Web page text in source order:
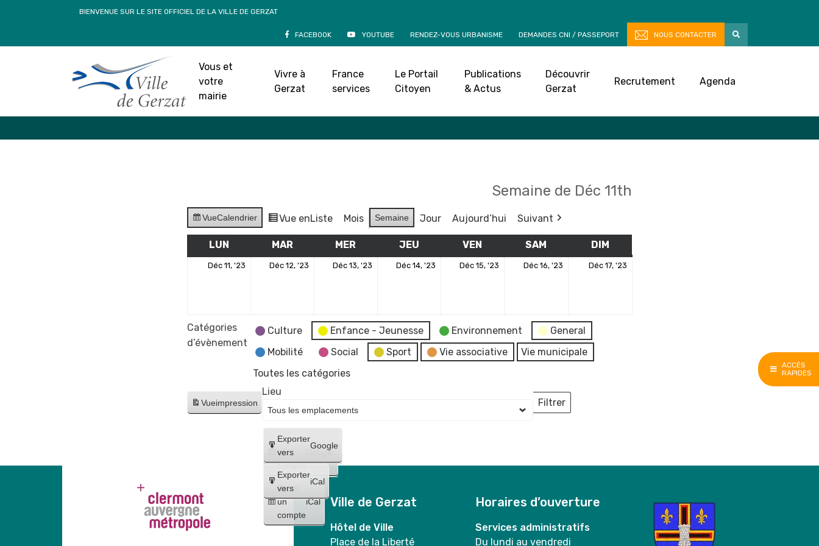
ACCÈS
RAPIDES
BIENVENUE SUR LE SITE OFFICIEL DE LA VILLE DE GERZAT
FACEBOOK YOUTUBE RENDEZ-VOUS URBANISME DEMANDES CNI / PASSEPORT NOUS CONTACTER
Vous et
votre
mairie
Vivre à
Gerzat
France
services
Le Portail
Citoyen
Publications
& Actus
Découvrir
Gerzat
Recrutement Agenda
Accueil»Agenda
Semaine de Déc 11th
VueCalendrier Vue enListe Mois Semaine Jour Aujourd’hui Suivant
LUN MARMARDI MER MERCREDIJEU VEN VENDREDISAM DIM
Déc 11, '23 Déc 12, '23 Déc 13, '23 Déc 14, '23 Déc 15, '23 Déc 16, '23 Déc 17, '23
Catégories
d’évènement
Culture Enfance - Jeunesse Environnement
General
Mobilité
Social Sport Vie associative
Vie municipale
Toutes les catégories
Vueimpression
Créer
un
compte
Google
Créer
un
compte
iCal
Exporter
vers
Google
Exporter
vers
iCal
Lieu
Filtrer
Lieux
Ville de Gerzat
Hôtel de Ville
Place de la Liberté
Horaires d’ouverture
Services administratifs
Du lundi au vendredi